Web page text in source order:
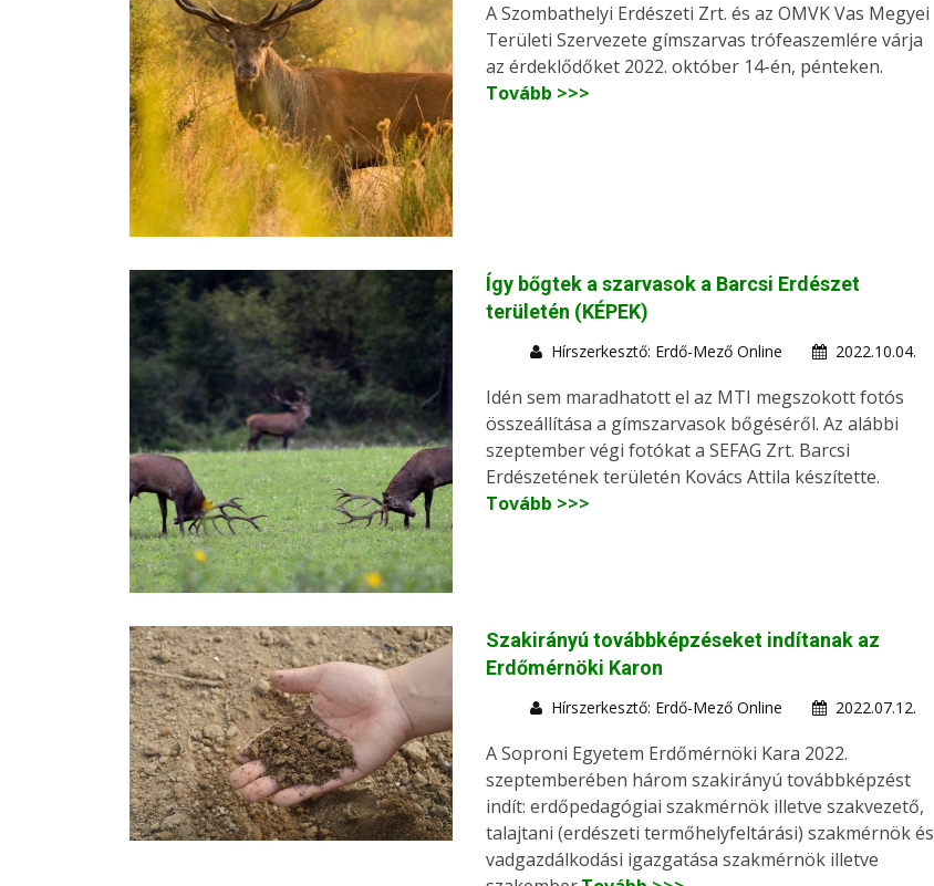
A Szombathelyi Erdészeti Zrt. és az OMVK Vas Megyei
Területi Szervezete gímszarvas trófeaszemlére várja
az érdeklődőket 2022. október 14-én, pénteken.
Tovább >>>
Így bőgtek a szarvasok a Barcsi Erdészet
területén (KÉPEK)
Hírszerkesztő: Erdő-Mező Online 2022.10.04.
Idén sem maradhatott el az MTI megszokott fotós
összeállítása a gímszarvasok bőgéséről. Az alábbi
szeptember végi fotókat a SEFAG Zrt. Barcsi
Erdészetének területén Kovács Attila készítette.
Tovább >>>
Szakirányú továbbképzéseket indítanak az
Erdőmérnöki Karon
Hírszerkesztő: Erdő-Mező Online 2022.07.12.
A Soproni Egyetem Erdőmérnöki Kara 2022.
szeptemberében három szakirányú továbbképzést
indít: erdőpedagógiai szakmérnök illetve szakvezető,
talajtani (erdészeti termőhelyfeltárási) szakmérnök és
vadgazdálkodási igazgatása szakmérnök illetve